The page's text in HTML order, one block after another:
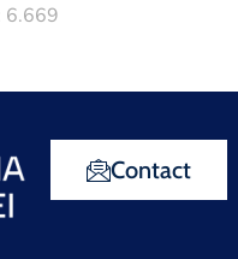
6.669
Contact